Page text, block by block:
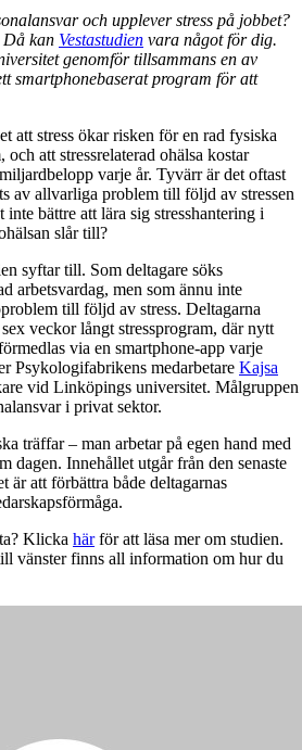
och upplever stress på jobbet?
Då kan Vestastudien vara något för dig.
genomför tillsammans en av
smartphonebaserat program för att
att stress ökar risken för en rad fysiska
att stressrelaterad ohälsa kostar
varje år. Tyvärr är det oftast
av allvarliga problem till följd av stressen
bättre att lära sig stresshantering i
slår till?
syftar till. Som deltagare söks
arbetsvardag, men som ännu inte
till följd av stress. Deltagarna
veckor långt stressprogram, där nytt
via en smartphone-app varje
Psykologifabrikens medarbetare Kajsa
vid Linköpings universitet. Målgruppen
i privat sektor.
träffar – man arbetar på egen hand med
dagen. Innehållet utgår från den senaste
är att förbättra både deltagarnas
Klicka härför att läsa mer om studien.
vänster finns all information om hur du